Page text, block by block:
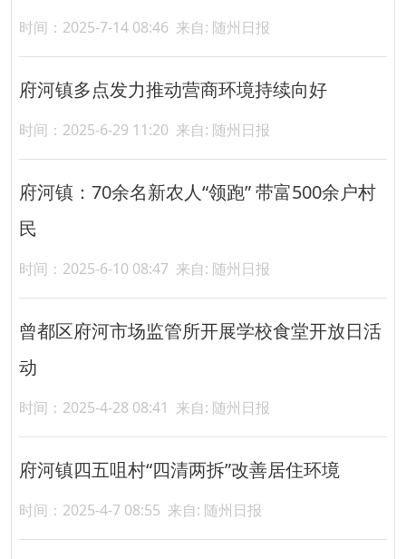
时间：2025-7-14 08:46 来自: 随州日报
府河镇多点发力推动营商环境持续向好
时间：2025-6-29 11:20 来自: 随州日报
府河镇：70余名新农人“领跑” 带富500余户村
民
时间：2025-6-10 08:47 来自: 随州日报
曾都区府河市场监管所开展学校食堂开放日活
动
时间：2025-4-28 08:41 来自: 随州日报
府河镇四五咀村“四清两拆”改善居住环境
时间：2025-4-7 08:55 来自: 随州日报